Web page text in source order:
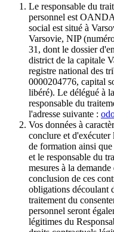
Le responsable du
personnel est
social est situé à
Varsovie, NIP
31, dont le dossier
district de la capitale
registre national des
0000204776, capital
libéré). Le délégué à
responsable du
l'adresse suivante :
Vos données à
conclure et
de formation ainsi
et le responsable du
mesures à la
conclusion de ces
obligations découlant
traitement du
personnel seront
légitimes du